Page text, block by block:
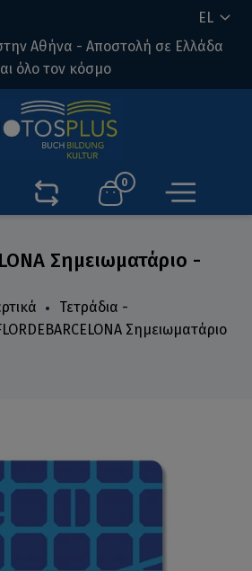
EL
Αθήνα - Αποστολή σε Ελλάδα
όλο τον κόσμο
0
Σημειωματάριο -
Τετράδια -
Σημειωματάριο